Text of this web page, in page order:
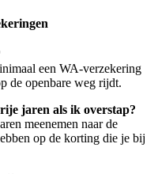
een WA-verzekering
de openbare weg rijdt.
jaren als ik overstap?
meenemen naar de
op de korting die je bij